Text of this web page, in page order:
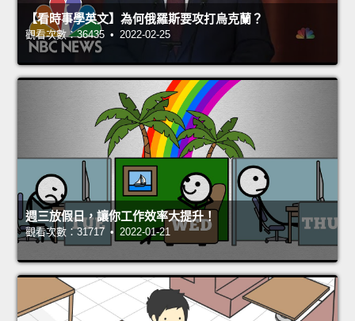
【看時事學英文】為何俄羅斯要攻打烏克蘭？
觀看次數：36435 • 2022-02-25
週三放假日，讓你工作效率大提升！
觀看次數：31717 • 2022-01-21